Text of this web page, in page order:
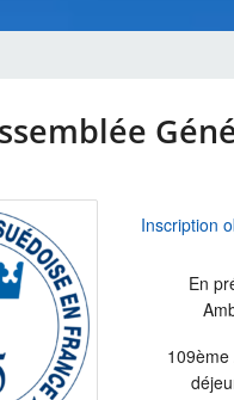
Inscription
En